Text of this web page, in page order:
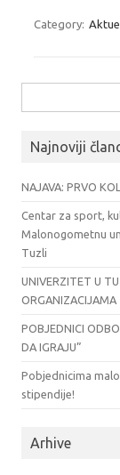
Category:
Najnoviji
NAJAVA: PRVO
Centar za sport,
Malonogometnu
Tuzli
UNIVERZITET U
ORGANIZACIJAMA
POBJEDNICI
DA IGRAJU”
Pobjednicima
stipendije!
Arhive